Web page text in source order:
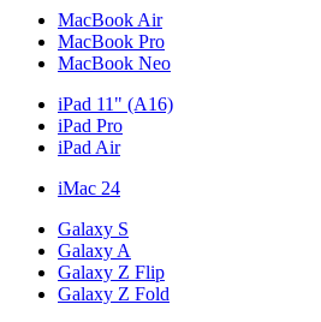
MacBook Air
MacBook Pro
MacBook Neo
iPad 11" (A16)
iPad Pro
iPad Air
iMac 24
Galaxy S
Galaxy A
Galaxy Z Flip
Galaxy Z Fold